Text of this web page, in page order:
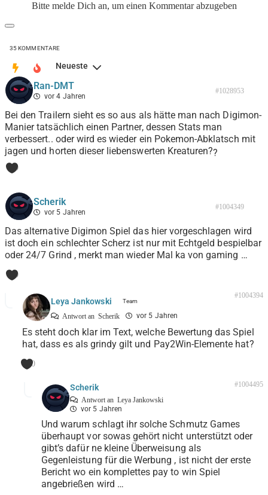
Bitte melde Dich an, um einen Kommentar abzugeben
35KOMMENTARE
Neueste
Ran-DMT
vor 4 Jahren
#1028953
Bei den Trailern sieht es so aus als hätte man nach Digimon-
Manier tatsächlich einen Partner, dessen Stats man
verbessert.. oder wird es wieder ein Pokemon-Abklatsch mit
jagen und horten dieser liebenswerten Kreaturen??
0
Scherik
vor 5 Jahren
#1004349
Das alternative Digimon Spiel das hier vorgeschlagen wird
ist doch ein schlechter Scherz ist nur mit Echtgeld bespielbar
oder 24/7 Grind , merkt man wieder Mal ka von gaming …
0
Leya Jankowski
Antwort an Scherik vor 5 Jahren
#1004394
Es steht doch klar im Text, welche Bewertung das Spiel
hat, dass es als grindy gilt und Pay2Win-Elemente hat?
0
Scherik
Antwort an Leya Jankowski
vor 5 Jahren
#1004495
Und warum schlagt ihr solche Schmutz Games
überhaupt vor sowas gehört nicht unterstützt oder
gibt’s dafür ne kleine Überweisung als
Gegenleistung für die Werbung , ist nicht der erste
Bericht wo ein komplettes pay to win Spiel
angebrießen wird …